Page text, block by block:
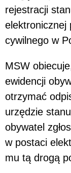
rejestracji
elektronicznej
cywilnego w
MSW
ewidencji
otrzymać
urzędzie
obywatel
w postaci
mu tą drogą